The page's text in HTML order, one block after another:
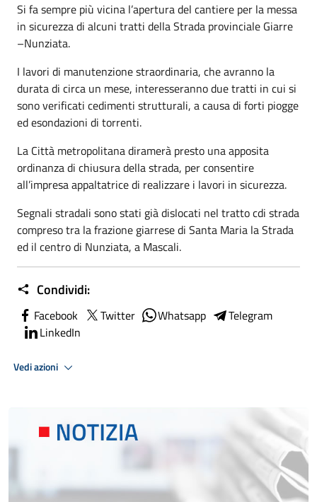
Si fa sempre più vicina l’apertura del cantiere per la messa
in sicurezza di alcuni tratti della Strada provinciale Giarre
–Nunziata.
I lavori di manutenzione straordinaria, che avranno la
durata di circa un mese, interesseranno due tratti in cui si
sono verificati cedimenti strutturali, a causa di forti piogge
ed esondazioni di torrenti.
La Città metropolitana diramerà presto una apposita
ordinanza di chiusura della strada, per consentire
all’impresa appaltatrice di realizzare i lavori in sicurezza.
Segnali stradali sono stati già dislocati nel tratto cdi strada
compreso tra la frazione giarrese di Santa Maria la Strada
ed il centro di Nunziata, a Mascali.
Condividi:
Facebook Twitter Whatsapp
Telegram
LinkedIn
Vedi azioni